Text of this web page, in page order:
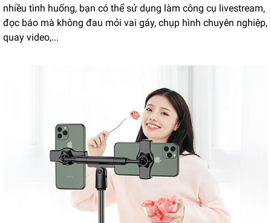
nhiều tình huống, bạn có thể sử dụng làm công cụ livestream,
đọc báo mà không đau mỏi vai gáy, chụp hình chuyên nghiệp,
quay video,...